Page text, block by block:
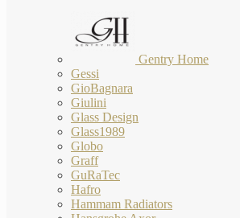
Gentry Home
Gessi
GioBagnara
Giulini
Glass Design
Glass1989
Globo
Graff
GuRaTec
Hafro
Hammam Radiators